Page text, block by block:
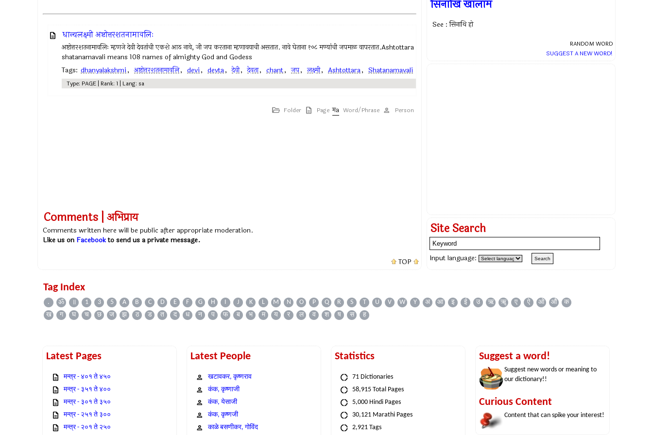
धान्यलक्ष्मी अष्टोत्तरशतनामावलिः
अष्टोत्तरशतनामावलिः म्हणजे देवी देवतांची एकशे आठ नावे, जी जप करताना म्हणावयाची असतात. नावे घेताना १०८ मण्यांची जपमाळ वापरतात.Ashtottara
shatanamavali means 108 names of almighty God and Godess
Tags: dhanyalakshmi, अष्टोत्तरशतनामावलि, devi, devta, देवी, देवता, chant, जप, लक्ष्मी, Ashtottara, Shatanamavali
Type: PAGE | Rank: 1 | Lang: sa
Folder Page Word/Phrase Person
Comments | अभिप्राय
Comments written here will be public after appropriate moderation.
Like us on Facebookto send us a private message.
TOP
सिनाखि खालाम
See : सिनाथि हो
RANDOM WORD
SUGGEST A NEW WORD!
Site Search
Input language:
Tag Index
. ॐ ॥ 1 3 5 A B C D E F G H I J K L M N O P Q R S T U V W Y अ आ इ ई उ ऋ ॠ ए ऐ ओ औ
क
ख
ग घ च छ ज झ ठ ड त द ध न प फ ब भ म य र ल व श ष स ह
Latest Pages
मन्त्र - ४०१ ते ४५०
मन्त्र - ३५१ ते ४००
मन्त्र - ३०१ ते ३५०
मन्त्र - २५१ ते ३००
मन्त्र - २०१ ते २५०
Latest People
खटावकर, कृष्णराव
कंक, कृष्णाजी
कंक, येसाजी
कंक, कृष्णजी
काळे बसणीकर, गोविंद
Statistics
71 Dictionaries
58,915 Total Pages
5,000 Hindi Pages
30,121 Marathi Pages
2,921 Tags
Suggest a word!
Suggest new words or meaning to
our dictionary!!
Curious Content
Content that can spike your interest!